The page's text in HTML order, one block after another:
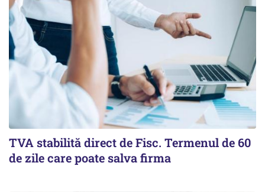
TVA stabilită direct de Fisc. Termenul de 60
de zile care poate salva firma